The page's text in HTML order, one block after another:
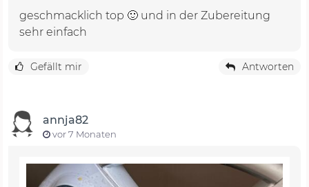
geschmacklich top 🙂 und in der Zubereitung
sehr einfach
Gefällt mir Antworten
annja82
vor 7 Monaten